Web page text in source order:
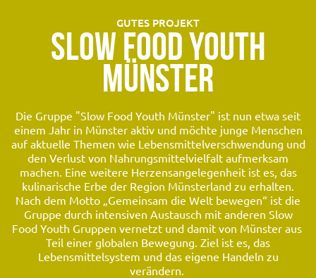
GUTES PROJEKT
SLOW FOOD YOUTH
MÜNSTER
Die Gruppe "Slow Food Youth Münster" ist nun etwa seit
einem Jahr in Münster aktiv und möchte junge Menschen
auf aktuelle Themen wie Lebensmittelverschwendung und
den Verlust von Nahrungsmittelvielfalt aufmerksam
machen. Eine weitere Herzensangelegenheit ist es, das
kulinarische Erbe der Region Münsterland zu erhalten.
Nach dem Motto „Gemeinsam die Welt bewegen“ ist die
Gruppe durch intensiven Austausch mit anderen Slow
Food Youth Gruppen vernetzt und damit von Münster aus
Teil einer globalen Bewegung. Ziel ist es, das
Lebensmittelsystem und das eigene Handeln zu
verändern.